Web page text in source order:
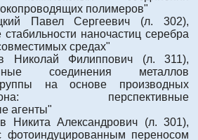
полимеров"
Павел Сергеевич (л. 302),
наночастиц серебра
средах"
Николай Филиппович (л. 311),
соединения металлов
на основе производных
перспективные
агенты"
Никита Александрович (л. 301),
фотоиндуцированным переносом